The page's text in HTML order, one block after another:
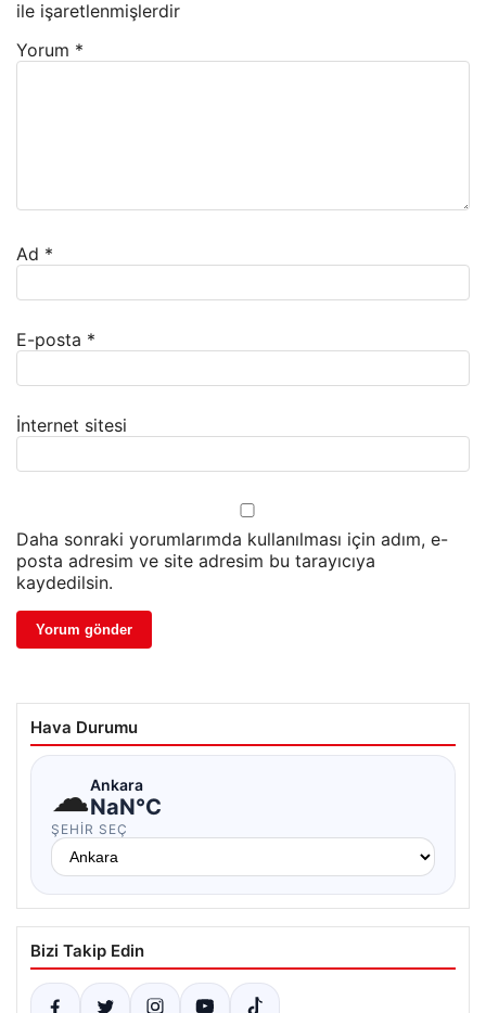
ile işaretlenmişlerdir
Yorum *
Ad *
E-posta *
İnternet sitesi
Daha sonraki yorumlarımda kullanılması için adım, e-
posta adresim ve site adresim bu tarayıcıya
kaydedilsin.
Hava Durumu
☁Ankara
NaN°C
ŞEHIR SEÇ
Bizi Takip Edin